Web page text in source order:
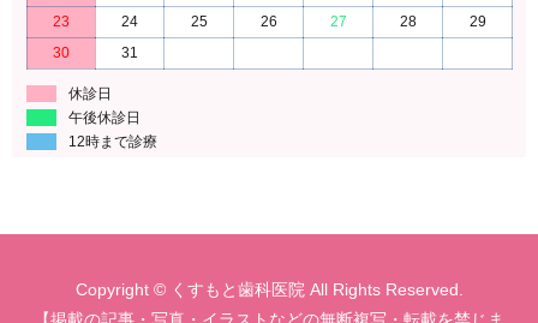
23
24 25 26 27 28
29
30
31
休診日
午後休診日
12時まで診療
Copyright © くすもと歯科医院 All Rights Reserved.